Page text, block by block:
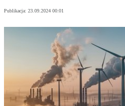
Publikacja: 23.09.2024 00:01